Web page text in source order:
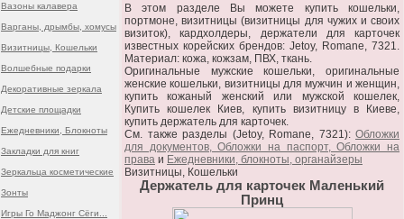
Вазоны калавера
Варганы, дрымбы, хомусы
Визитницы, Кошельки
Волшебные подарки
Декоративные зеркала
Детские площадки
Ежедневники, Блокноты
Закладки для книг
Зеркальца косметические
Зонты
Игры Го Маджонг Сёги...
В этом разделе Вы можете купить кошельки,
портмоне, визитницы (визитницы для чужих и своих
визиток), кардхолдеры, держатели для карточек
известных корейских брендов: Jetoy, Romane, 7321.
Материал: кожа, кожзам, ПВХ, ткань.
Оригинальные мужские кошельки, оригинальные
женские кошельки, визитницы для мужчин и женщин,
купить кожаный женский или мужской кошелек,
Купить кошелек Киев, купить визитницу в Киеве,
купить держатель для карточек.
См. также разделы (Jetoy, Romane, 7321): Обложки
для документов, Обложки на паспорт, Обложки на
права и Ежедневники, блокноты, органайзеры
Визитницы, Кошельки
Держатель для карточек Маленький
Принц